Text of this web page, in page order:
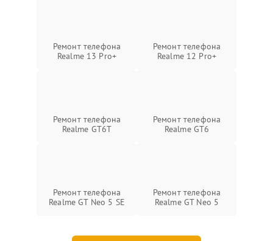
Ремонт телефона
Realme 13 Pro+
Ремонт телефона
Realme 12 Pro+
Ремонт телефона
Realme GT6T
Ремонт телефона
Realme GT6
Ремонт телефона
Realme GT Neo 5 SE
Ремонт телефона
Realme GT Neo 5